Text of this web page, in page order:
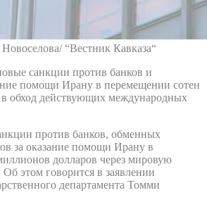
“Вестник Кавказа“
санкции против банков и
помощи Ирану в перемещении сотен
обход действующих международных
против банков, обменных
за оказание помощи Ирану в
долларов через мировую
этом говорится в заявлении
департамента Томми